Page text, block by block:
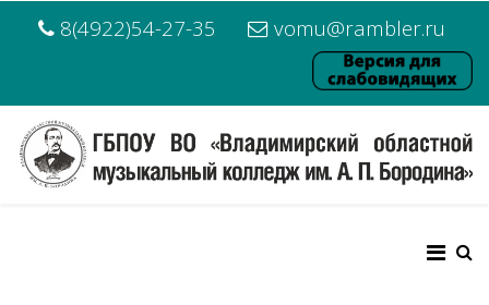
8(4922)54-27-35 vomu@rambler.ru